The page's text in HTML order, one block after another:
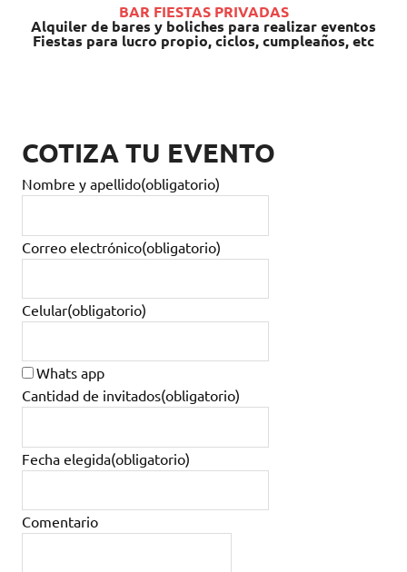
BAR FIESTAS PRIVADAS
Alquiler de bares y boliches para realizar eventos
Fiestas para lucro propio, ciclos, cumpleaños, etc
COTIZA TU EVENTO
Nombre y apellido(obligatorio)
Correo electrónico(obligatorio)
Celular(obligatorio)
Whats app
Cantidad de invitados(obligatorio)
Fecha elegida(obligatorio)
Comentario